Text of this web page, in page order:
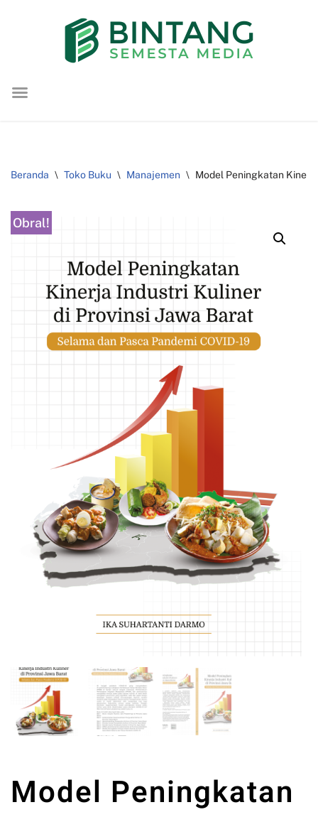
konten
Beranda \ Toko Buku \ Manajemen \ Model Peningkatan
Obral!
Model Peningkatan